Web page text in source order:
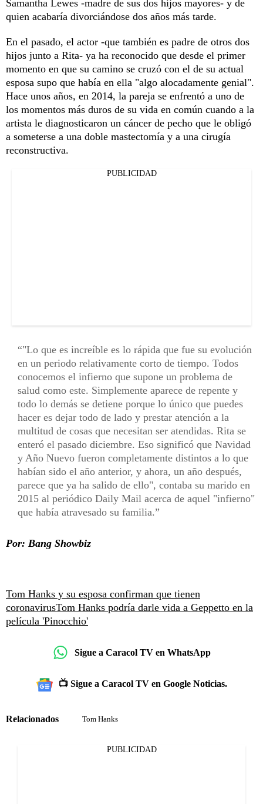
Samantha Lewes -madre de sus dos hijos mayores- y de
quien acabaría divorciándose dos años más tarde.
En el pasado, el actor -que también es padre de otros dos
hijos junto a Rita- ya ha reconocido que desde el primer
momento en que su camino se cruzó con el de su actual
esposa supo que había en ella "algo alocadamente genial".
Hace unos años, en 2014, la pareja se enfrentó a uno de
los momentos más duros de su vida en común cuando a la
artista le diagnosticaron un cáncer de pecho que le obligó
a someterse a una doble mastectomía y a una cirugía
reconstructiva.
PUBLICIDAD
"Lo que es increíble es lo rápida que fue su evolución
en un periodo relativamente corto de tiempo. Todos
conocemos el infierno que supone un problema de
salud como este. Simplemente aparece de repente y
todo lo demás se detiene porque lo único que puedes
hacer es dejar todo de lado y prestar atención a la
multitud de cosas que necesitan ser atendidas. Rita se
enteró el pasado diciembre. Eso significó que Navidad
y Año Nuevo fueron completamente distintos a lo que
habían sido el año anterior, y ahora, un año después,
parece que ya ha salido de ello", contaba su marido en
2015 al periódico Daily Mail acerca de aquel "infierno"
que había atravesado su familia.
Por: Bang Showbiz
Tom Hanks y su esposa confirman que tienen
coronavirusTom Hanks podría darle vida a Geppetto en la
película 'Pinocchio'
Sigue a Caracol TV en WhatsApp
📺 Sigue a Caracol TV en Google Noticias.
Relacionados Tom Hanks
PUBLICIDAD